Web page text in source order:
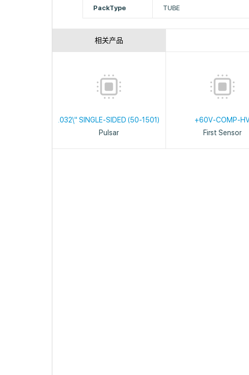
PackType TUBE
相关产品
.032\" SINGLE-SIDED (50-1501)
Pulsar
+60V-COMP-
First Sensor